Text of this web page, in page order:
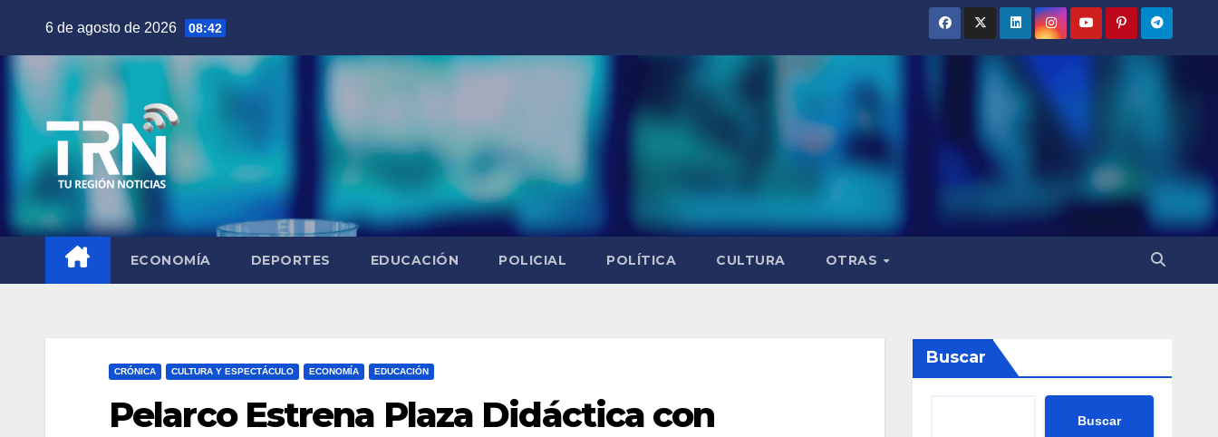
6 de agosto de 2026 08:42
ECONOMÍA DEPORTES EDUCACIÓN POLICIAL POLÍTICA CULTURA OTRAS
CRÓNICA CULTURA Y ESPECTÁCULO ECONOMÍA EDUCACIÓN
Pelarco Estrena Plaza Didáctica con
Buscar
Buscar